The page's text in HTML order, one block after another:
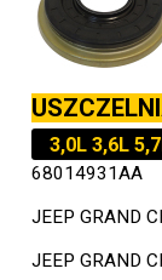
3,0L 3,6L
68014931AA
JEEP GRAND
JEEP GRAND